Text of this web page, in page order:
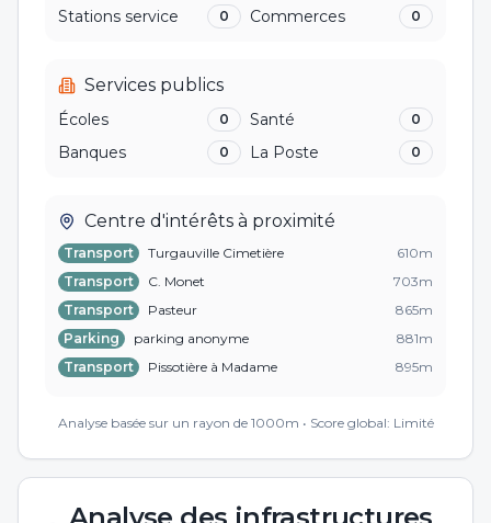
Stations service 0 Commerces 0
Services publics
Écoles 0 Santé 0
Banques 0 La Poste 0
Centre d'intérêts à proximité
Transport Turgauville Cimetière 610m
Transport
C. Monet 703m
Transport
Pasteur 865m
Parking
parking anonyme 881m
Transport
Pissotière à Madame 895m
Analyse basée sur un rayon de 1000m • Score global: Limité